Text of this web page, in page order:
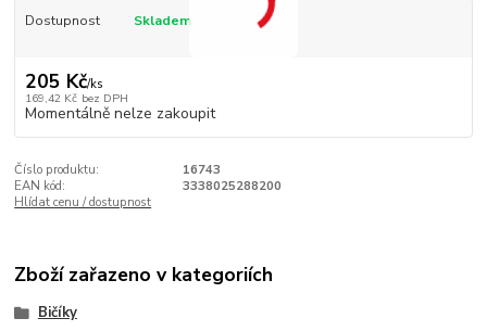
Dostupnost Skladem
205 Kč/ks
169,42 Kč bez DPH
Momentálně nelze zakoupit
Číslo produktu:
16743
EAN kód:
3338025288200
Hlídat cenu / dostupnost
Zboží zařazeno v kategoriích
Bičíky